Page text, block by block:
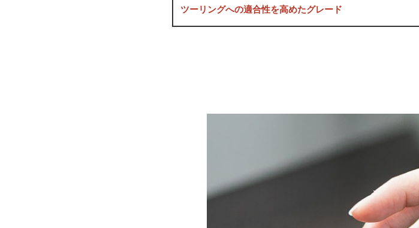
ツーリングへの適合性を高めたグレード